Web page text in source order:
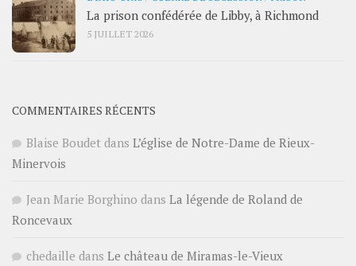
La prison confédérée de Libby, à Richmond
5 JUILLET 2026
COMMENTAIRES RÉCENTS
Blaise Boudet dans L’église de Notre-Dame de Rieux-
Minervois
Jean Marie Borghino dans La légende de Roland de
Roncevaux
chedaille dans Le château de Miramas-le-Vieux